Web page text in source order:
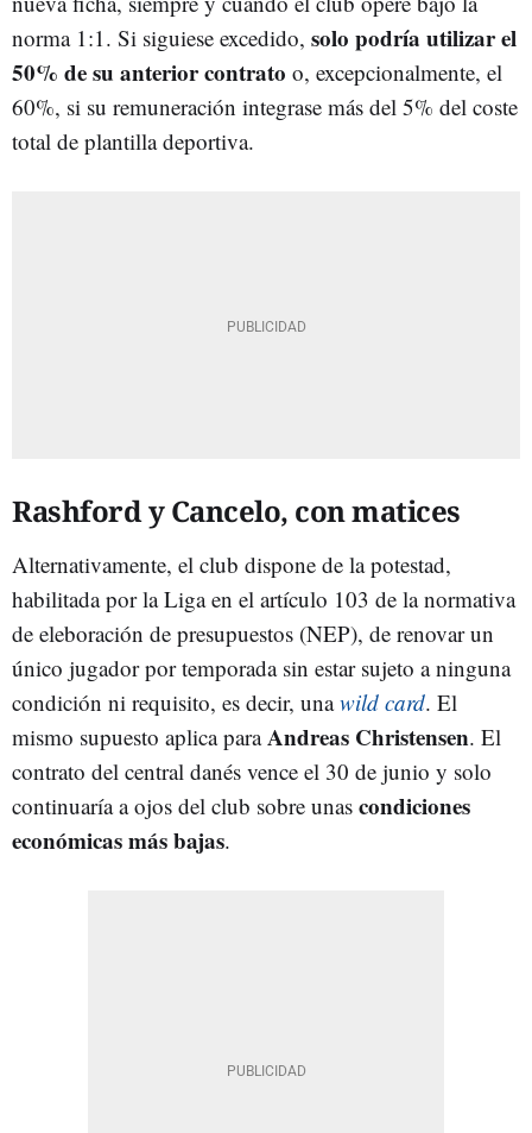
norma 1:1. Si siguiese excedido, solo podría utilizar el
50% de su anterior contrato o, excepcionalmente, el
60%, si su remuneración integrase más del 5% del coste
total de plantilla deportiva.
Rashford y Cancelo, con matices
Alternativamente, el club dispone de la potestad,
habilitada por la Liga en el artículo 103 de la normativa
de eleboración de presupuestos (NEP), de renovar un
único jugador por temporada sin estar sujeto a ninguna
condición ni requisito, es decir, unawild card. El
mismo supuesto aplica paraAndreas Christensen. El
contrato del central danés vence el 30 de junio y solo
continuaría a ojos del club sobre unas condiciones
económicas más bajas.